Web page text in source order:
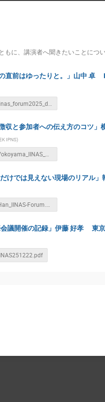
もに、講演者へ聞きたいことにつ
の直前はゆったりと。」山中
徴収と参加者への伝え方のコ
IPNS)
Yokoyama_IINAS_Forum.pdf
だけでは見えない現場のリア
Han_IINAS-Forum.pdf
会議開催の記録」伊藤 好孝